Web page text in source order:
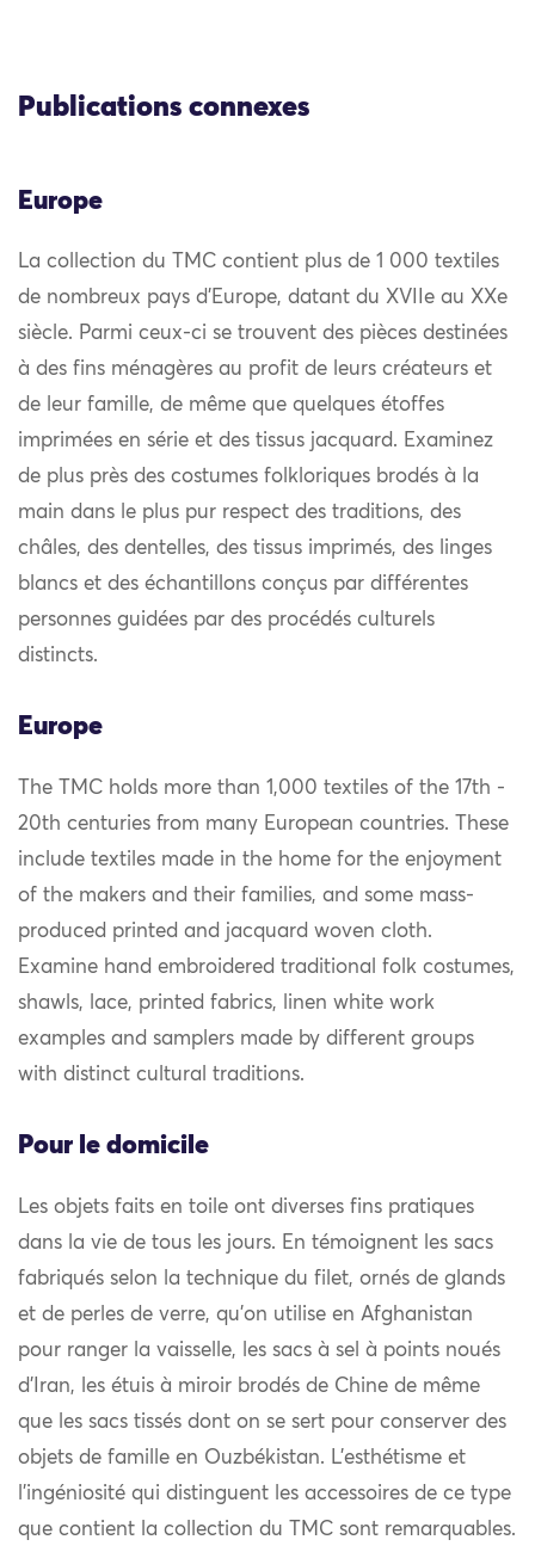
Publications connexes
Europe
La collection du TMC contient plus de 1 000 textiles
de nombreux pays d’Europe, datant du XVIIe au XXe
siècle. Parmi ceux-ci se trouvent des pièces destinées
à des fins ménagères au profit de leurs créateurs et
de leur famille, de même que quelques étoffes
imprimées en série et des tissus jacquard. Examinez
de plus près des costumes folkloriques brodés à la
main dans le plus pur respect des traditions, des
châles, des dentelles, des tissus imprimés, des linges
blancs et des échantillons conçus par différentes
personnes guidées par des procédés culturels
distincts.
Europe
The TMC holds more than 1,000 textiles of the 17th -
20th centuries from many European countries. These
include textiles made in the home for the enjoyment
of the makers and their families, and some mass-
produced printed and jacquard woven cloth.
Examine hand embroidered traditional folk costumes,
shawls, lace, printed fabrics, linen white work
examples and samplers made by different groups
with distinct cultural traditions.
Pour le domicile
Les objets faits en toile ont diverses fins pratiques
dans la vie de tous les jours. En témoignent les sacs
fabriqués selon la technique du filet, ornés de glands
et de perles de verre, qu’on utilise en Afghanistan
pour ranger la vaisselle, les sacs à sel à points noués
d’Iran, les étuis à miroir brodés de Chine de même
que les sacs tissés dont on se sert pour conserver des
objets de famille en Ouzbékistan. L’esthétisme et
l’ingéniosité qui distinguent les accessoires de ce type
que contient la collection du TMC sont remarquables.